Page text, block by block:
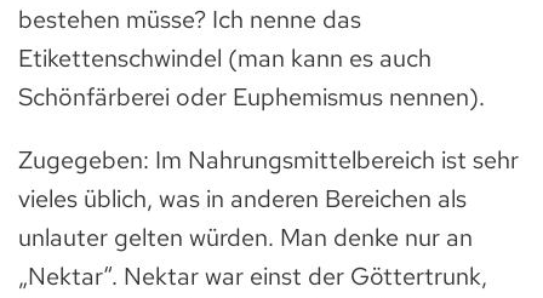
bestehen müsse? Ich nenne das
Etikettenschwindel (man kann es auch
Schönfärberei oder Euphemismus nennen).
Zugegeben: Im Nahrungsmittelbereich ist sehr
vieles üblich, was in anderen Bereichen als
unlauter gelten würden. Man denke nur an
„Nektar“. Nektar war einst der Göttertrunk,